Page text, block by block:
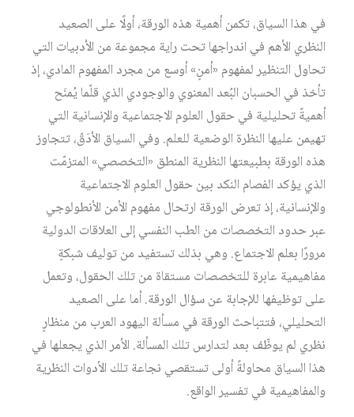
في هذا السياق، تكمن أهمية هذه الورقة، أولًا على الصعيد
النظري الأهم في اندراجها تحت راية مجموعة من الأدبيات التي
تحاول التنظير لمفهوم «أمنٍ» أوسع من مجرد المفهوم المادي، إذ
تأخذ في الحسبان البُعد المعنوي والوجودي الذي قلّما يُمنَح
أهميةً تحليلية في حقول العلوم الاجتماعية والإنسانية التي
تهيمن عليها النظرة الوضعية للعلم. وفي السياق الأدَقّ، تتجاوز
هذه الورقة بطبيعتها النظرية المنطق «التخصصي» المتزمّت
الذي يؤكد الفصام النكد بين حقول العلوم الاجتماعية
والإنسانية، إذ تعرض الورقة ارتحال مفهوم الأمن الأنطولوجي
عبر حدود التخصصات من الطب النفسي إلى العلاقات الدولية
مرورًا بعلم الاجتماع. وهي بذلك تستفيد من توليف شبكةٍ
مفاهيمية عابرة للتخصصات مستقاة من تلك الحقول، وتعمل
على توظيفها للإجابة عن سؤال الورقة. أما على الصعيد
التحليلي، فتتباحث الورقة في مسألة اليهود العرب من منظارٍ
نظري لم يوظّف بعد لتدارس تلك المسألة. الأمر الذي يجعلها في
هذا السياق محاولةً أولى تستقصي نجاعة تلك الأدوات النظرية
والمفاهيمية في تفسير الواقع.